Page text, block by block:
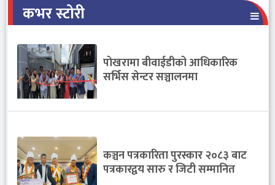
कभर स्टोरी
पोखरामा बीवाईडीको आधिकारिक
सर्भिस सेन्टर सञ्चालनमा
कञ्चन पत्रकारिता पुरस्कार २०८३ बाट
पत्रकारद्वय सारु र जिटी सम्मानित